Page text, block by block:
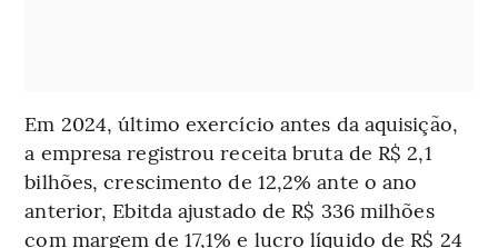
Em 2024, último exercício antes da aquisição,
a empresa registrou receita bruta de R$ 2,1
bilhões, crescimento de 12,2% ante o ano
anterior, Ebitda ajustado de R$ 336 milhões
com margem de 17,1% e lucro líquido de R$ 24